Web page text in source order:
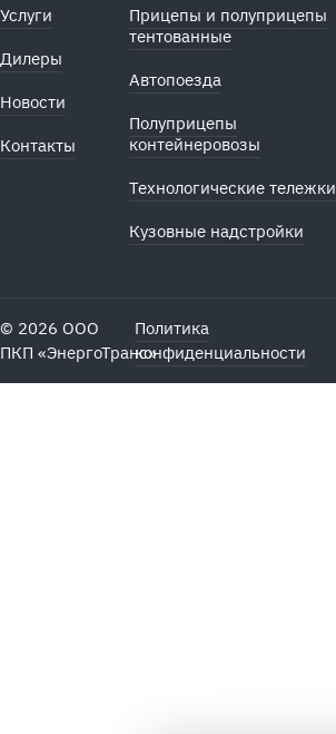
Услуги
Дилеры
Новости
Контакты
Прицепы и полуприцепы
тентованные
Автопоезда
Полуприцепы
контейнеровозы
Технологические тележки
Кузовные надстройки
© 2026 ООО
ПКП «ЭнергоТранс»
Политика
конфиденциальности